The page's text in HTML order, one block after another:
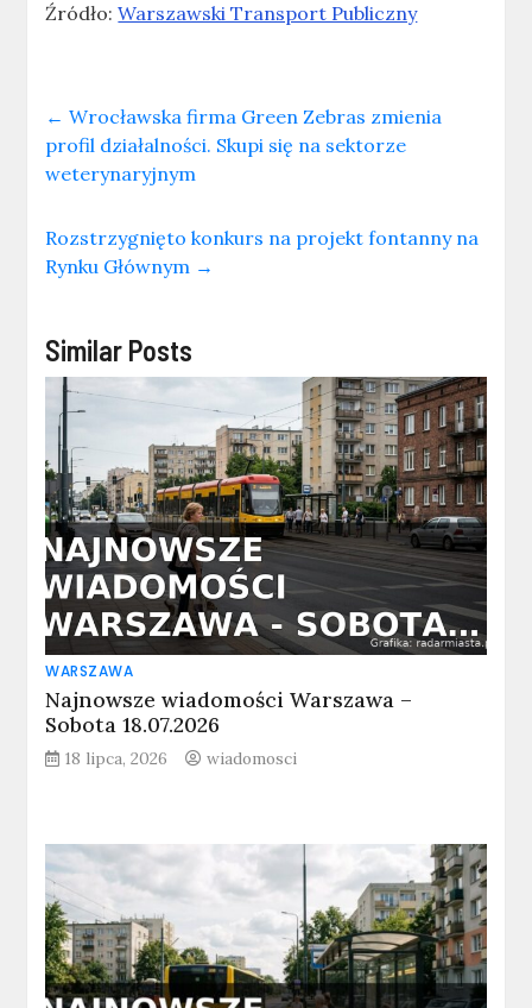
Źródło:Warszawski Transport Publiczny
← Wrocławska firma Green Zebras zmienia
profil działalności. Skupi się na sektorze
weterynaryjnym
Rozstrzygnięto konkurs na projekt fontanny na
Rynku Głównym →
Similar Posts
WARSZAWA
Najnowsze wiadomości Warszawa –
Sobota 18.07.2026
18 lipca, 2026 wiadomosci